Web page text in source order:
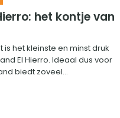
het kontje van
het kleinste en minst druk
El Hierro. Ideaal dus voor
biedt zoveel...